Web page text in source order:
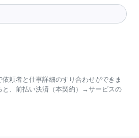
頼者と仕事詳細のすり合わせができま
と、前払い決済（本契約）→サービスの